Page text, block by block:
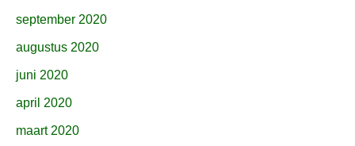
september 2020
augustus 2020
juni 2020
april 2020
maart 2020